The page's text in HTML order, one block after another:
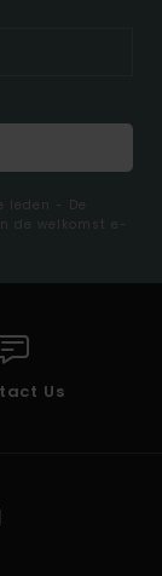
- De
de welkomst e-
Us